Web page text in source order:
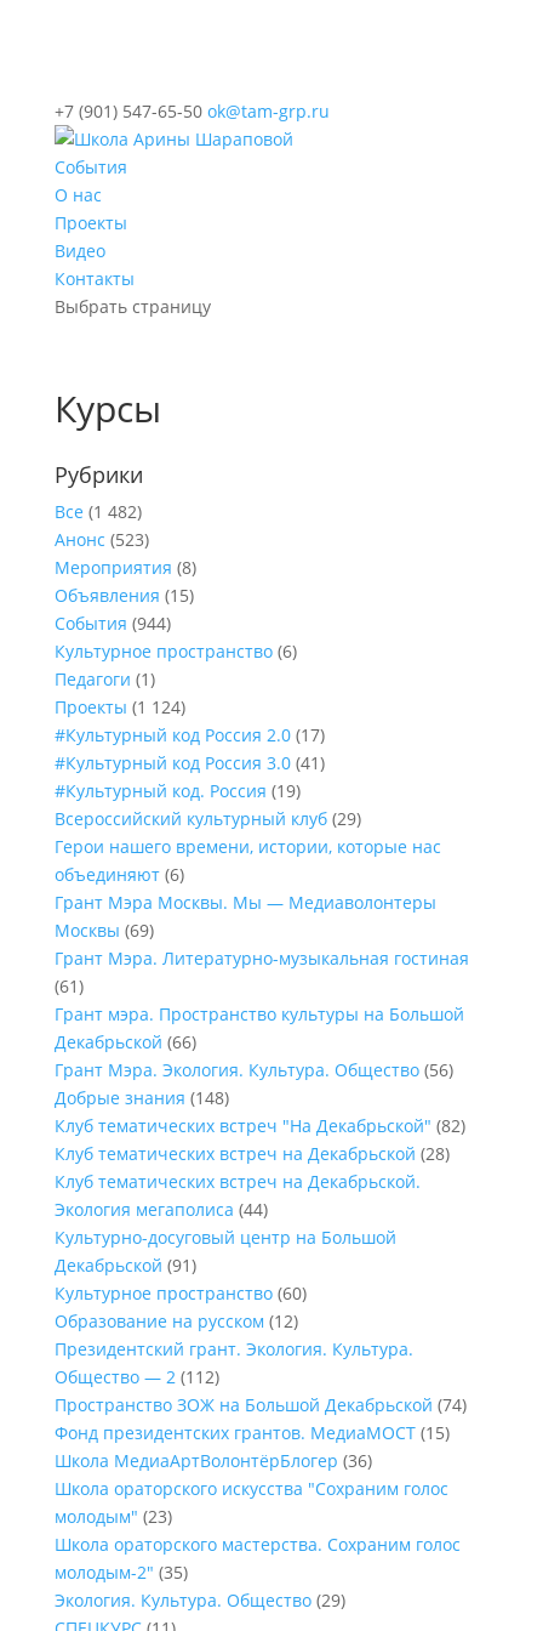
+7 (901) 547-65-50 ok@tam-grp.ru
События
О нас
Проекты
Видео
Контакты
Выбрать страницу
Курсы
Рубрики
Все (1 482)
Анонс (523)
Мероприятия (8)
Объявления (15)
События (944)
Культурное пространство(6)
Педагоги (1)
Проекты (1 124)
#Культурный код Россия 2.0(17)
#Культурный код Россия 3.0(41)
#Культурный код. Россия (19)
Всероссийский культурный клуб(29)
Герои нашего времени, истории, которые нас
объединяют(6)
Грант Мэра Москвы. Мы — Медиаволонтеры
Москвы (69)
Грант Мэра. Литературно-музыкальная гостиная
(61)
Грант мэра. Пространство культуры на Большой
Декабрьской (66)
Грант Мэра. Экология. Культура. Общество(56)
Добрые знания (148)
Клуб тематических встреч "На Декабрьской" (82)
Клуб тематических встреч на Декабрьской (28)
Клуб тематических встреч на Декабрьской.
Экология мегаполиса (44)
Культурно-досуговый центр на Большой
Декабрьской (91)
Культурное пространство(60)
Образование на русском (12)
Президентский грант. Экология. Культура.
Общество — 2(112)
Пространство ЗОЖ на Большой Декабрьской (74)
Фонд президентских грантов. МедиаМОСТ(15)
Школа МедиаАртВолонтёрБлогер (36)
Школа ораторского искусства "Сохраним голос
молодым" (23)
Школа ораторского мастерства. Сохраним голос
молодым-2" (35)
Экология. Культура. Общество(29)